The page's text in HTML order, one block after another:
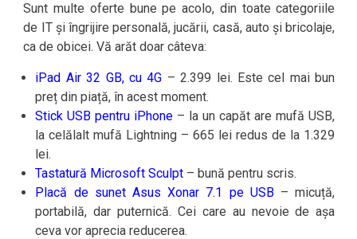
Sunt multe oferte bune pe acolo, din toate categoriile
de IT și îngrijire personală, jucării, casă, auto și bricolaje,
ca de obicei. Vă arăt doar câteva:
iPad Air 32 GB, cu 4G – 2.399 lei. Este cel mai bun
preț din piață, în acest moment.
Stick USB pentru iPhone – la un capăt are mufă USB,
la celălalt mufă Lightning – 665 lei redus de la 1.329
lei.
Tastatură Microsoft Sculpt – bună pentru scris.
Placă de sunet Asus Xonar 7.1 pe USB– micuță,
portabilă, dar puternică. Cei care au nevoie de așa
ceva vor aprecia reducerea.